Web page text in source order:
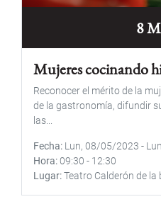
8
Mujeres cocinando
Reconocer el mérito de la
de la gastronomía, difundir
las...
Fecha Lun, 08/05/2023 -
Hora 09:30 - 12:30
Lugar Teatro Calderón de la